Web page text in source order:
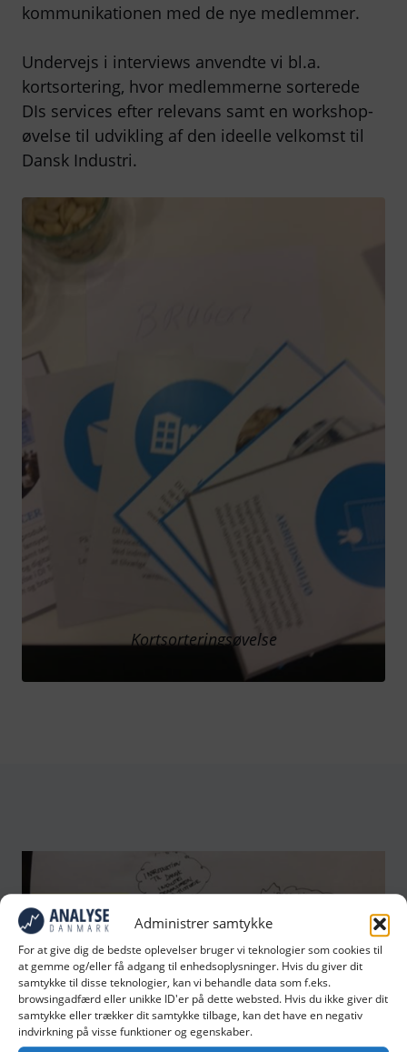
Administrer samtykke
For at give dig de bedste oplevelser bruger vi teknologier som cookies til
at gemme og/eller få adgang til enhedsoplysninger. Hvis du giver dit
samtykke til disse teknologier, kan vi behandle data som f.eks.
browsingadfærd eller unikke ID'er på dette websted. Hvis du ikke giver dit
samtykke eller trækker dit samtykke tilbage, kan det have en negativ
indvirkning på visse funktioner og egenskaber.
kommunikationen med de nye medlemmer.
Undervejs i interviews anvendte vi bl.a.
kortsortering, hvor medlemmerne sorterede
DIs services efter relevans samt en workshop-
øvelse til udvikling af den ideelle velkomst til
Dansk Industri.
Kortsorteringsøvelse